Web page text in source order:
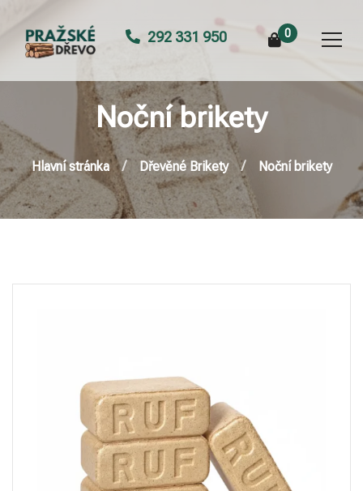
292 331 950 0
Noční brikety
Hlavní stránka Dřevěné Brikety Noční brikety